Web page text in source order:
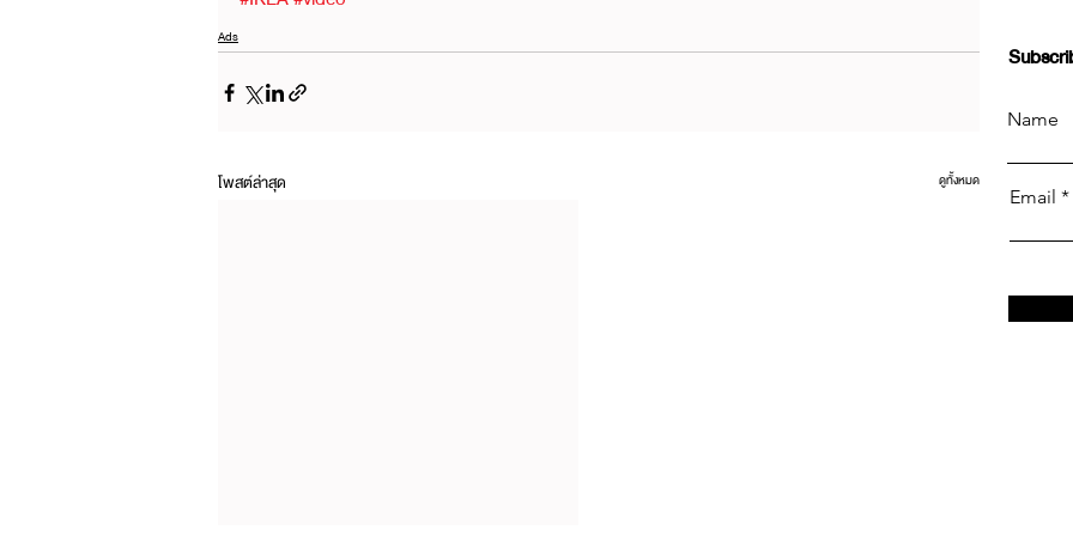
Ads
โพสต์ล่าสุด ดูทั้งหมด
Name
Email